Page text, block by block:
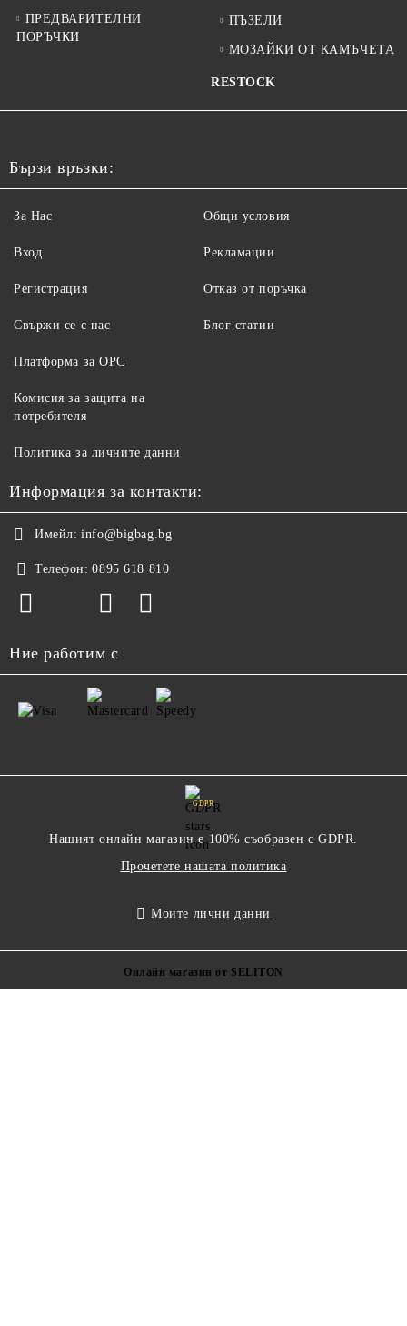
ПРЕДВАРИТЕЛНИ
ПОРЪЧКИ
ПЪЗЕЛИ
МОЗАЙКИ ОТ КАМЪЧЕТА
RESTOCK
Бързи връзки:
За Нас
Вход
Регистрация
Свържи се с нас
Общи условия
Рекламации
Отказ от поръчка
Блог статии
Платформа за ОРС
Комисия за защита на
потребителя
Политика за личните данни
Информация за контакти:
Имейл: info@bigbag.bg
Телефон: 0895 618 810
Ние работим с
GDPR
Нашият онлайн магазин е 100% съобразен с GDPR.
Прочетете нашата политика
Моите лични данни
Онлайн магазин от SELITON